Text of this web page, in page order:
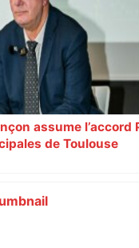
de migrants évacuée –
assume l’accord
de Toulouse